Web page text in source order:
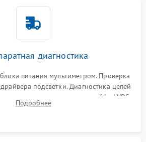
диагностика
питания мультиметром. Проверка
подсветки. Диагностика цепей
сигналов на шлейфе LVDS
Подробнее